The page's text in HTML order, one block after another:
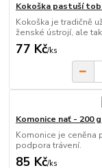
Kokoška pastuší
Kokoška je tradičně
ženské ústrojí, ale
77 Kč/ks
Komonice nať - 200 g
Komonice je ceněna
podpora trávení.
85 Kč/ks